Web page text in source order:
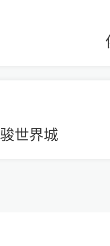
世界城